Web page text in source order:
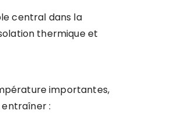
central dans la
thermique et
importantes,
: